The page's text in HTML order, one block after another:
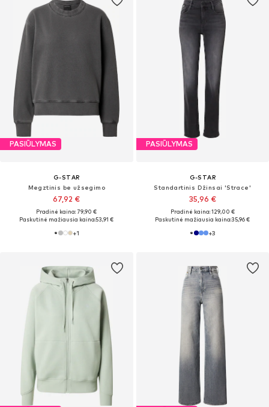
PASIŪLYMAS
G-STAR
Megztinis be užsegimo
67,92 €
Pradinė kaina: 79,90 €
Paskutinė mažiausia kaina:53,91 €
+1
PASIŪLYMAS
G-STAR
Standartinis Džinsai 'Strace'
35,96 €
Pradinė kaina: 129,00 €
Paskutinė mažiausia kaina:35,96 €
+3